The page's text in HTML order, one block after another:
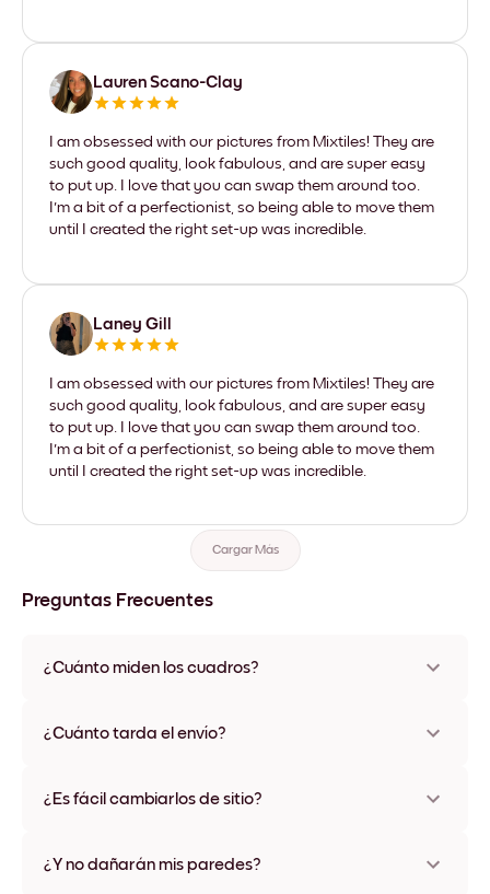
Lauren Scano-Clay
I am obsessed with our pictures from Mixtiles! They are
such good quality, look fabulous, and are super easy
to put up. I love that you can swap them around too.
I'm a bit of a perfectionist, so being able to move them
until I created the right set-up was incredible.
Laney Gill
I am obsessed with our pictures from Mixtiles! They are
such good quality, look fabulous, and are super easy
to put up. I love that you can swap them around too.
I'm a bit of a perfectionist, so being able to move them
until I created the right set-up was incredible.
Cargar Más
Preguntas Frecuentes
¿Cuánto miden los cuadros?
varios materiales y colores de marco, incluidas opciones sin
¿Cuánto tarda el envío?
disponibles en algunos países. Te enviaremos un número de
¿Es fácil cambiarlos de sitio?
ningún daño
¿Y no dañarán mis paredes?